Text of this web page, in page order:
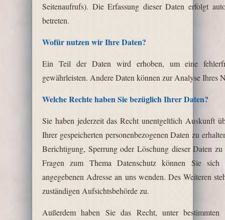
Seitenaufrufs). Die Erfassung dieser Daten erfolgt
betreten.
Wofür nutzen wir Ihre Daten?
Ein Teil der Daten wird erhoben, um eine
gewährleisten. Andere Daten können zur Analyse Ihres
Welche Rechte haben Sie bezüglich Ihrer Daten?
Sie haben jederzeit das Recht unentgeltlich Auskunft
Ihrer gespeicherten personenbezogenen Daten zu
Berichtigung, Sperrung oder Löschung dieser Daten
Fragen zum Thema Datenschutz können Sie
angegebenen Adresse an uns wenden. Des Weiteren
zuständigen Aufsichtsbehörde zu.
Außerdem haben Sie das Recht, unter bestimmten